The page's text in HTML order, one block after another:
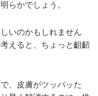
らかでしょう。
いのかもしれません
えると、ちょっと齟齬
、皮膚がツッパッた